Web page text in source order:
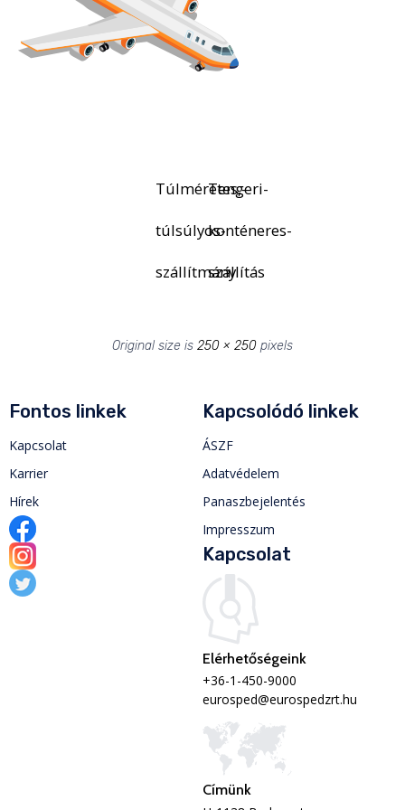
Túlméretes,-
túlsúlyos-
szállítmány
Tengeri-
konténeres-
szállítás
Original size is 250 × 250 pixels
Fontos linkek
Kapcsolat
Karrier
Hírek
Kapcsolódó linkek
ÁSZF
Adatvédelem
Panaszbejelentés
Impresszum
Kapcsolat
Elérhetőségeink
+36-1-450-9000
eurosped@eurospedzrt.hu
Címünk